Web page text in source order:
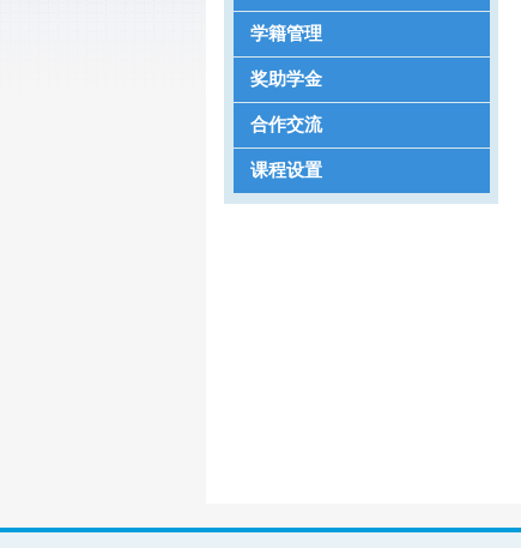
学籍管理
奖助学金
合作交流
课程设置